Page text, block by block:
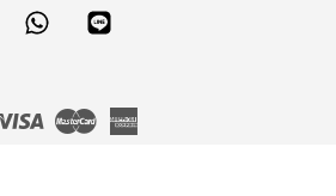
Whatsapp
Visa Master